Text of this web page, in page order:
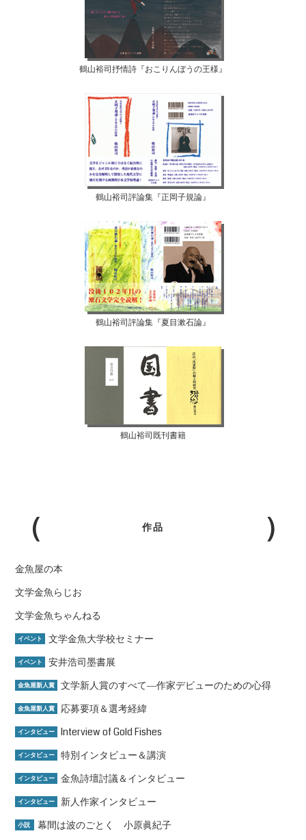
鶴山裕司抒情詩『おこりんぼうの王様』
鶴山裕司評論集『正岡子規論』
鶴山裕司評論集『夏目漱石論』
鶴山裕司既刊書籍
作品
金魚屋の本
文学金魚らじお
文学金魚ちゃんねる
イベント 文学金魚大学校セミナー
イベント 安井浩司墨書展
金魚屋新人賞 文学新人賞のすべて―作家デビューのための心得
金魚屋新人賞 応募要項＆選考経緯
インタビュー Interview of Gold Fishes
インタビュー 特別インタビュー＆講演
インタビュー 金魚詩壇討議＆インタビュー
インタビュー 新人作家インタビュー
小説 幕間は波のごとく 小原眞紀子